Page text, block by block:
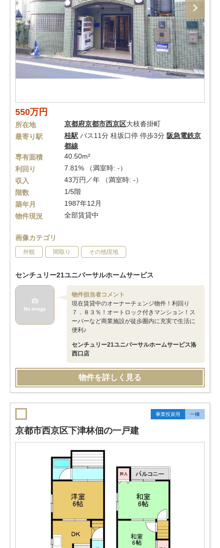
550万円
所在地 京都府京都市西京区大枝沓掛町
最寄り駅
桂駅 バス11分 桂坂口停 停歩3分 阪急電鉄京
都線
専有面積
40.50m²
利回り
7.81% （満室時: -）
収入
43万円／年 （満室時: -）
階数
1/5階
築年月
1987年12月
物件現況
全部賃貸中
画像カテゴリ
外観 間取り その他現地
センチュリー21ユニバーサルホームサービス
物件担当者コメント
現在賃貸中のオーナーチェンジ物件！利回り
７．８３％！オートロック付きマンション！ス
ーパーなど商業施設が徒歩圏内に充実で生活に
便利♪
センチュリー21ユニバーサルホームサービス洛
西口店
物件を詳しく見る
事業投資用 一棟
京都市西京区下津林佃の一戸建